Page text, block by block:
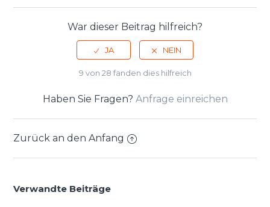
War dieser Beitrag hilfreich?
9 von 28 fanden dies hilfreich
Haben Sie Fragen? Anfrage einreichen
Zurück an den Anfang
Verwandte Beiträge